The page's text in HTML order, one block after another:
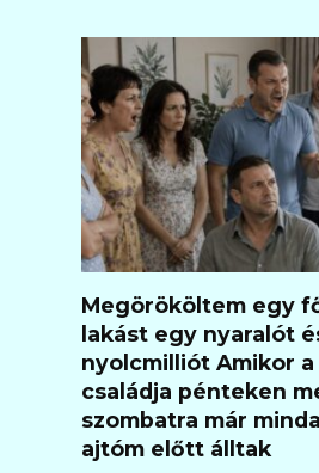
Megörököltem egy
lakást egy nyaralót
nyolcmilliót Amikor
családja pénteken
szombatra már
ajtóm előtt álltak